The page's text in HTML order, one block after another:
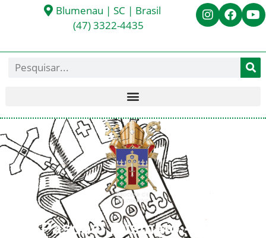
Blumenau | SC | Brasil
(47) 3322-4435
Frei Pascoal Fusinato - OFM